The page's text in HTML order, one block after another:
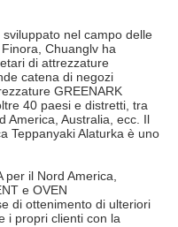
nel campo delle
Chuanglv ha
di attrezzature
catena di negozi
GREENARK
40 paesi e distretti, tra
America, Australia, ecc. Il
Teppanyaki Alaturka è uno
il Nord America,
e OVEN
di ottenimento di ulteriori
i propri clienti con la